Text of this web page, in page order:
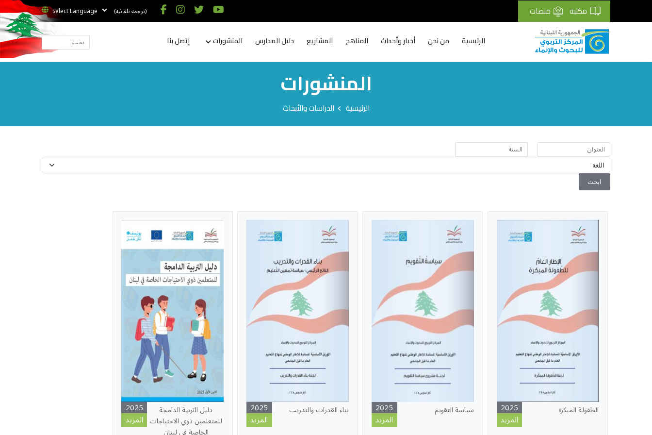
مكتبة منصات (ترجمة تلقائية)
الرئيسية من نحن أخبار وأحداث المناهج المشاريع دليل المدارس المنشورات إتصل بنا
المنشورات
الرئيسية الدراسات والأبحاث
الطفولة المبكرة 2025
المزيد
سياسة التقويم 2025
المزيد
بناء القدرات والتدريب 2025
المزيد
دﻟﻴﻞ اﻟترﺑﻴﺔ اﻟﺪاﻣﺠﺔ
للمتعلمين ذوي الاحتياجات
الخاصة في لبنان
2025
المزيد